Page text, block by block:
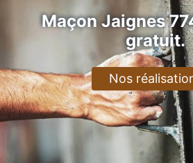
Maçon Jaignes
gratuit.
Nos